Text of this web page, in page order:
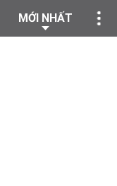
MỚI NHẤT